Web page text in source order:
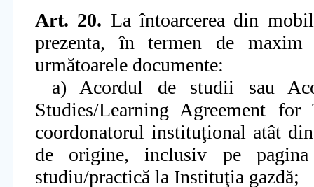
Art. 20. La întoarcerea din
prezenta, în termen de maxim
următoarele documente:
a) Acordul de studii sau
Studies/Learning Agreement
coordonatorul instituţional atât
de origine, inclusiv pe pagina
studiu/practică la Instituţia gazdă;